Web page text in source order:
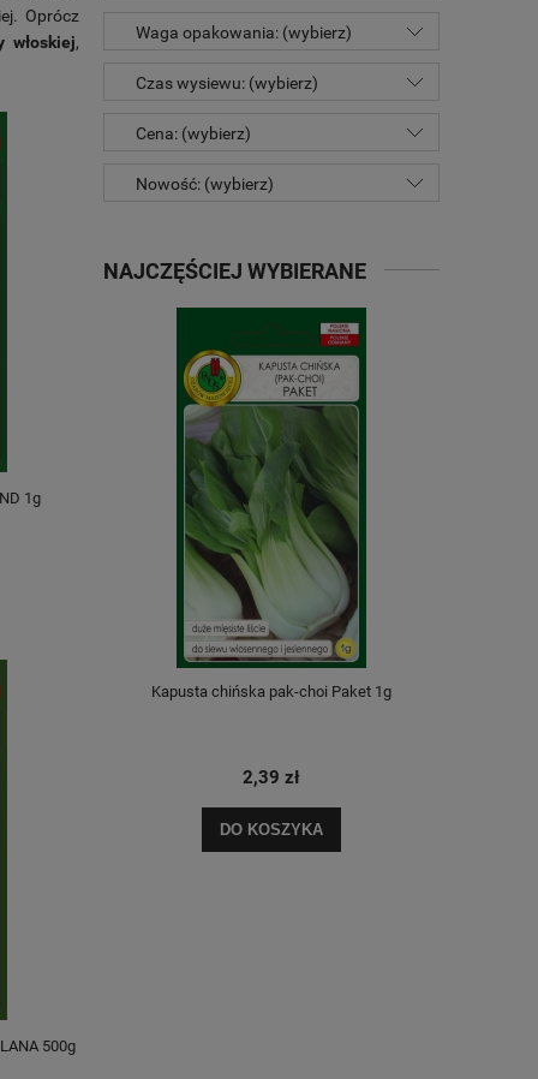
Oprócz
włoskiej,
1g
500g
Waga opakowania: (wybierz)
Czas wysiewu: (wybierz)
Cena: (wybierz)
Nowość: (wybierz)
NAJCZĘŚCIEJ WYBIERANE
Kapusta chińska pak-choi Paket 1g
2,39 zł
DO KOSZYKA